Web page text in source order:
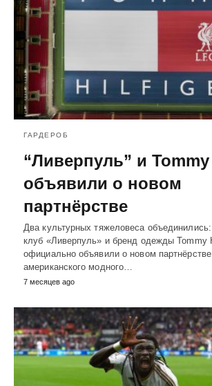
ГАРДЕРОБ
“Ливерпуль” и
объявили о новом
партнёрстве
Два культурных тяжеловеса
клуб «Ливерпуль» и бренд одежды Tommy
официально объявили о новом
американского модного…
7 месяцев ago